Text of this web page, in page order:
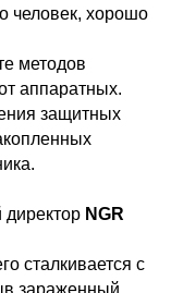
человек, хорошо
методов
аппаратных.
защитных
директор NGR
сталкивается с